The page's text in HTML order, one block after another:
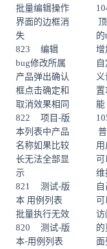
的
增
自
义
置
能
用
可
维
可
访
的
面
批量编辑操作
界面的边框消
失
823 编辑
bug修改所属
产品弹出确认
框点击确定和
取消效果相同
822 项目-版
本列表中产品
名称如果比较
长无法全部显
示
821 测试-版
本 用例列表
批量执行无效
820 测试-版
本-用例列表